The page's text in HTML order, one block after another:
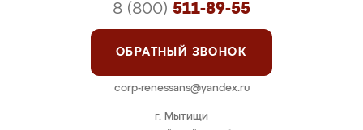
г. Мытищи
8 (800) 511-89-55
ОБРАТНЫЙ ЗВОНОК
corp-renessans@yandex.ru